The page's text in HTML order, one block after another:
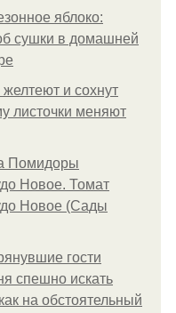
яблоко:
сушки в домашней
и сохнут
листочки меняют
Помидоры
Новое. Томат
Новое (Сады
гости
спешно искать
на обстоятельный